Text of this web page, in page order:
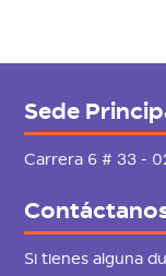
Sede
Carrera 6 # 33 -
Si tienes alguna